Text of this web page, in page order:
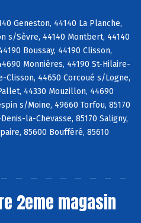
Geneston, 44140 La Planche,
s/Sèvre, 44140 Montbert, 44140
Boussay, 44190 Clisson,
Monnières, 44190 St-Hilaire-
Clisson, 44650 Corcoué s/Logne,
44330 Mouzillon, 44690
s/Moine, 49660 Torfou, 85170
la-Chevasse, 85170 Saligny,
85600 Boufféré, 85610
2eme magasin